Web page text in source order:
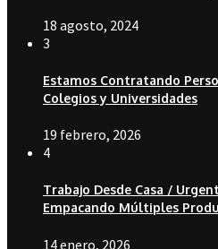
18 agosto, 2024
3
Estamos Contratando
Colegios y Universidades
19 febrero, 2026
4
Trabajo Desde Casa /
Empacando Múltiples
14 enero, 2026